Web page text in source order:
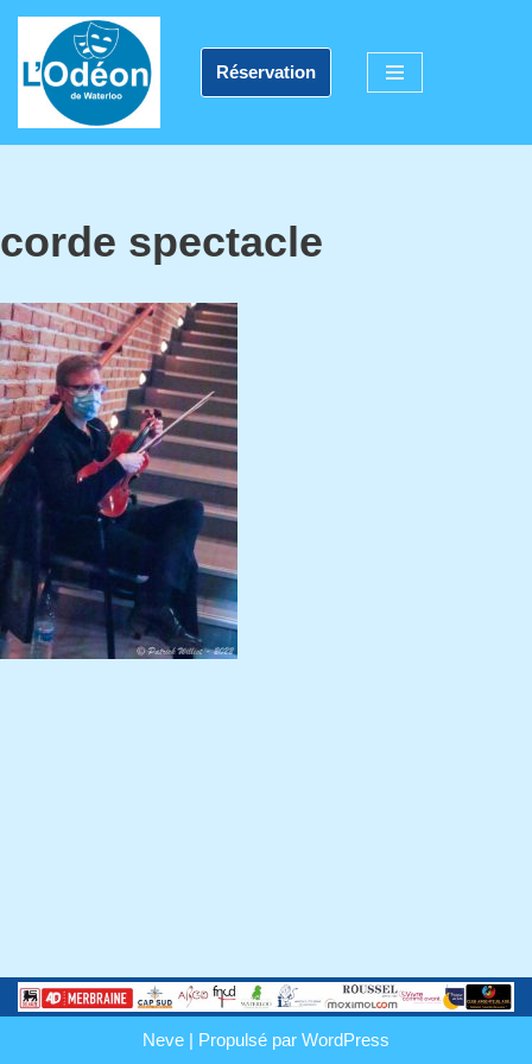
Aller
au
contenu
Réservation
corde spectacle
Neve | Propulsé par WordPress